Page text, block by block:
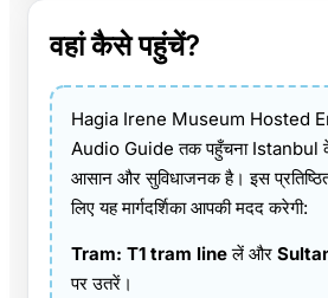
वहां कैसे पहुंचें?
Hagia Irene Museum Hosted
Audio Guide तक पहुँचना Istanbul के
आसान और सुविधाजनक है। इस
लिए यह मार्गदर्शिका आपकी मदद करेगी:
Tram: T1 tram lineलें और
पर उतरें।